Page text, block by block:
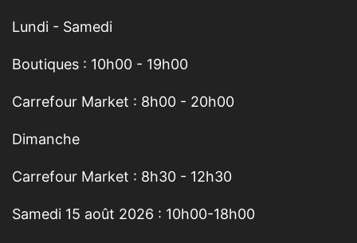
Lundi - Samedi
Boutiques : 10h00 - 19h00
Carrefour Market : 8h00 - 20h00
Dimanche
Carrefour Market : 8h30 - 12h30
Samedi 15 août 2026 : 10h00-18h00